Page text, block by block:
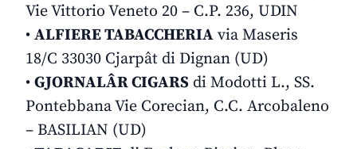
Vie Vittorio Veneto 20 – C.P. 236, UDIN
• ALFIERE TABACCHERIA via Maseris
18/C 33030 Cjarpât di Dignan (UD)
• GJORNALÂR CIGARS di Modotti L., SS.
Pontebbana Vie Corecian, C.C. Arcobaleno
– BASILIAN (UD)